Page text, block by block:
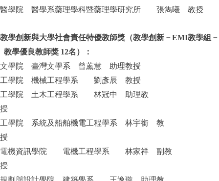
醫學院 醫學系藥理學科暨藥理學研究所 張雋曦 教授
教學創新與大學社會責任特優教師獎（教學創新－EMI教學組－
教學優良教師獎 12名）：
文學院 臺灣文學系 曾薰慧 助理教授
工學院 機械工程學系 劉彥辰 教授
工學院 土木工程學系 林冠中 助理教
授
工學院 系統及船舶機電工程學系 林宇銜 教
授
電機資訊學院 電機工程學系 林家祥 副教
授